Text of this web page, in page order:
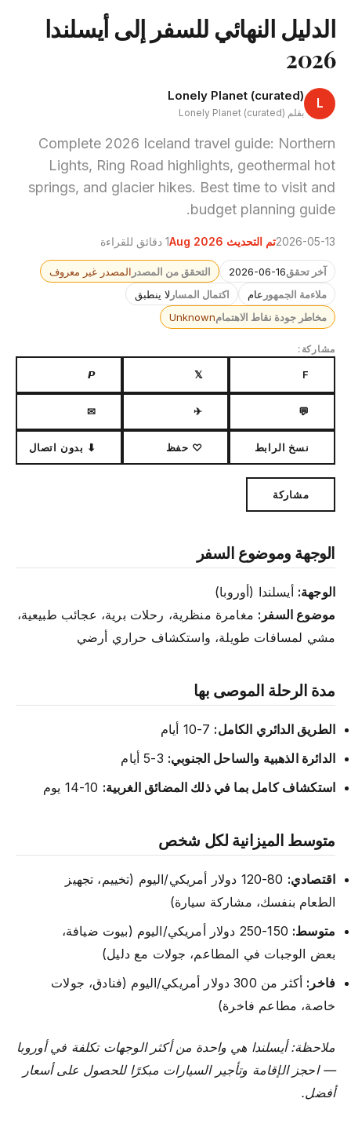
الدليل النهائي للسفر إلى أيسلندا
2026
L
Lonely Planet (curated)
بقلم Lonely Planet (curated)
Complete 2026 Iceland travel guide: Northern
Lights, Ring Road highlights, geothermal hot
springs, and glacier hikes. Best time to visit and
budget planning guide.
2026-05-13تم التحديث Aug 2026 1 دقائق للقراءة
آخر تحقق2026-06-16 التحقق من المصدر المصدر غير معروف
ملاءمة الجمهور عام اكتمال المسار لا ينطبق
مخاطر جودة نقاط الاهتمامUnknown
مشاركة:
F
𝕏
𝙋
💬
✈
✉
نسخ الرابط ♡ حفظ ⬇ بدون اتصال
مشاركة
الوجهة وموضوع السفر
الوجهة: أيسلندا (أوروبا)
موضوع السفر: مغامرة منظرية، رحلات برية، عجائب طبيعية،
مشي لمسافات طويلة، واستكشاف حراري أرضي
مدة الرحلة الموصى بها
الطريق الدائري الكامل:
الدائرة الذهبية والساحل الجنوبي:
استكشاف كامل بما في ذلك المضائق الغربية:
متوسط الميزانية لكل شخص
اقتصادي:
80-120 دولار أمريكي/اليوم (تخييم، تجهيز
الطعام بنفسك، مشاركة سيارة)
متوسط:
150-250 دولار أمريكي/اليوم (بيوت ضيافة،
بعض الوجبات في المطاعم، جولات مع دليل)
فاخر:
أكثر من 300 دولار أمريكي/اليوم (فنادق، جولات
خاصة، مطاعم فاخرة)
ملاحظة: أيسلندا هي واحدة من أكثر الوجهات تكلفة في أوروبا
— احجز الإقامة وتأجير السيارات مبكرًا للحصول على أسعار
أفضل.